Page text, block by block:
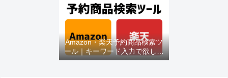
Amazon・楽天予約商品検索ツ
ール｜キーワード入力で欲しい
商品を即チェック